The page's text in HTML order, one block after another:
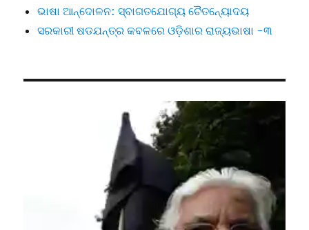
ଭାଷା ଆନ୍ଦୋଳନ: ସ୍ବାଗତଯୋଗ୍ୟ ଚୈତନ୍ୟୋଦୟ
ସରକାରୀ ଷଡଯନ୍ତ୍ର କବଳରେ ଓଡ଼ିଶାର ରାଜ୍ୟଭାଷା -୩